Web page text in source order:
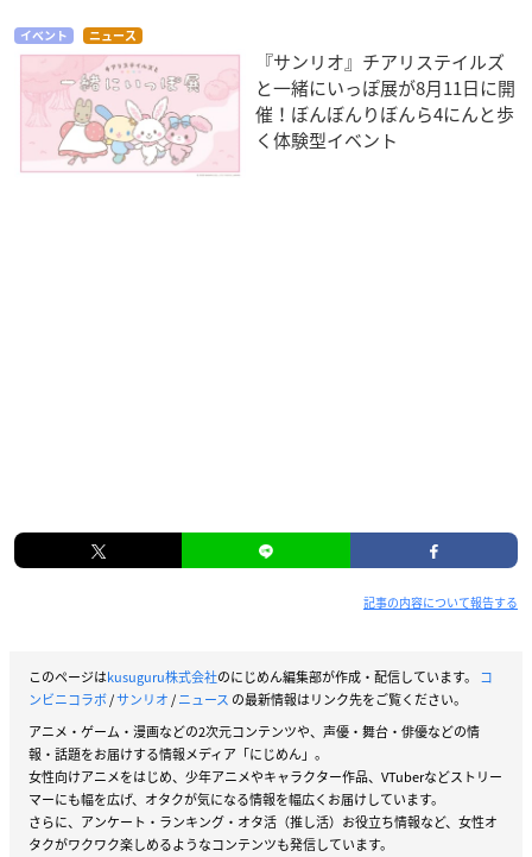
イベント ニュース
『サンリオ』チアリステイルズ
と一緒にいっぽ展が8月11日に開
催！ぼんぼんりぼんら4にんと歩
く体験型イベント
記事の内容について報告する
このページはkusuguru株式会社のにじめん編集部が作成・配信しています。 コ
ンビニコラボ/サンリオ/ニュース の最新情報はリンク先をご覧ください。
アニメ・ゲーム・漫画などの2次元コンテンツや、声優・舞台・俳優などの情
報・話題をお届けする情報メディア「にじめん」。
女性向けアニメをはじめ、少年アニメやキャラクター作品、VTuberなどストリー
マーにも幅を広げ、オタクが気になる情報を幅広くお届けしています。
さらに、アンケート・ランキング・オタ活（推し活）お役立ち情報など、女性オ
タクがワクワク楽しめるようなコンテンツも発信しています。